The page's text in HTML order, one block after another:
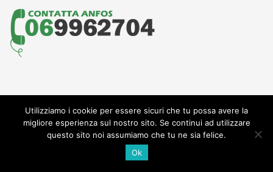
© 2004 - 2017 ANFOS
Associazione Nazionale Formatori della Sicurezza sul Lavoro
CF 97524290588 -Privacy policy-Termini e condizioni-
Sportello
Garanzia
Utilizziamo i cookie per essere sicuri che tu possa avere la
migliore esperienza sul nostro sito. Se continui ad utilizzare
questo sito noi assumiamo che tu ne sia felice.
Ok